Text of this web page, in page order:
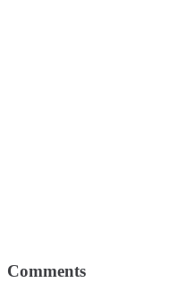
Comments